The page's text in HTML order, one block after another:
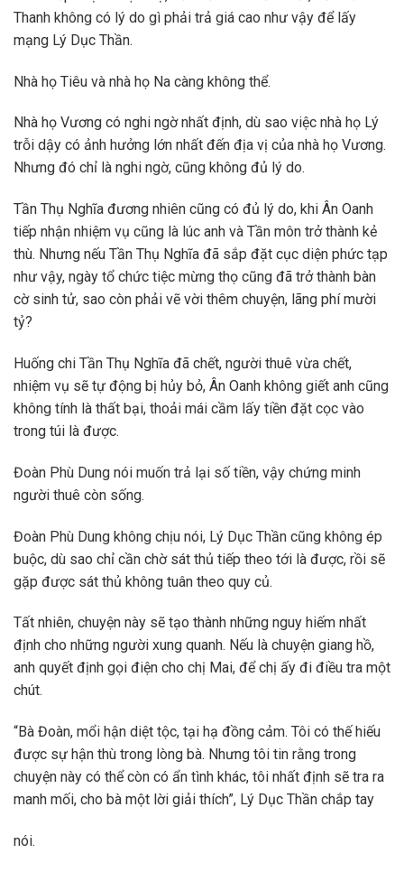
Thanh không có lý do gì phải trả giá cao như vậy để lấy
mạng Lý Dục Thần.
Nhà họ Tiêu và nhà họ Na càng không thể.
Nhà họ Vương có nghi ngờ nhất định, dù sao việc nhà họ Lý
trỗi dậy có ảnh hưởng lớn nhất đến địa vị của nhà họ Vương.
Nhưng đó chỉ là nghi ngờ, cũng không đủ lý do.
Tần Thụ Nghĩa đương nhiên cũng có đủ lý do, khi Ân Oanh
tiếp nhận nhiệm vụ cũng là lúc anh và Tần môn trở thành kẻ
thù. Nhưng nếu Tần Thụ Nghĩa đã sắp đặt cục diện phức tạp
như vậy, ngày tổ chức tiệc mừng thọ cũng đã trở thành bàn
cờ sinh tử, sao còn phải vẽ vời thêm chuyện, lãng phí mười
tỷ?
Huống chi Tần Thụ Nghĩa đã chết, người thuê vừa chết,
nhiệm vụ sẽ tự động bị hủy bỏ, Ân Oanh không giết anh cũng
không tính là thất bại, thoải mái cầm lấy tiền đặt cọc vào
trong túi là được.
Đoàn Phù Dung nói muốn trả lại số tiền, vậy chứng minh
người thuê còn sống.
Đoàn Phù Dung không chịu nói, Lý Dục Thần cũng không ép
buộc, dù sao chỉ cần chờ sát thủ tiếp theo tới là được, rồi sẽ
gặp được sát thủ không tuân theo quy củ.
Tất nhiên, chuyện này sẽ tạo thành những nguy hiếm nhất
định cho những người xung quanh. Nếu là chuyện giang hồ,
anh quyết định gọi điện cho chị Mai, để chị ấy đi điều tra một
chút.
“Bà Đoàn, mổi hận diệt tộc, tại hạ đồng cảm. Tôi có thế hiếu
được sự hận thù trong lòng bà. Nhưng tôi tin rằng trong
chuyện này có thể còn có ẩn tình khác, tôi nhất định sẽ tra ra
manh mối, cho bà một lời giải thích”, Lý Dục Thần chắp tay
nói.